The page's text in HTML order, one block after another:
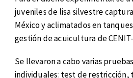
juveniles de lisa silvestre
México y aclimatados en
gestión de acuicultura de
Se llevaron a cabo varias
individuales: test de restricción,